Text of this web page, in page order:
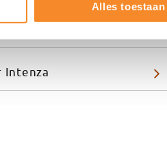
Alles toestaan
Intenza